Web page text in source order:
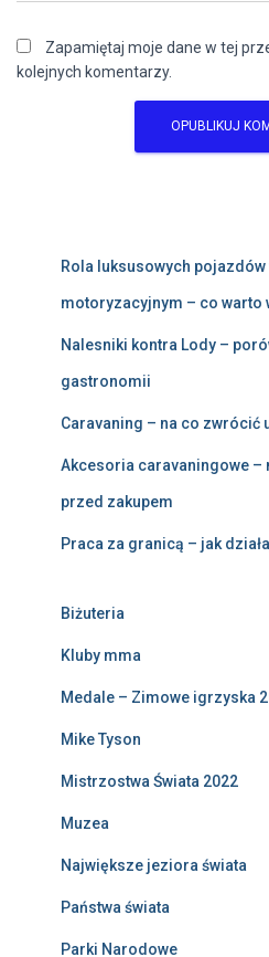
Zapamiętaj moje dane w tej
kolejnych komentarzy.
Rola luksusowych
motoryzacyjnym – co warto
Nalesniki kontra Lody –
gastronomii
Caravaning – na co zwrócić
Akcesoria caravaningowe –
przed zakupem
Praca za granicą – jak
Biżuteria
Kluby mma
Medale – Zimowe igrzyska
Mike Tyson
Mistrzostwa Świata 2022
Muzea
Największe jeziora świata
Państwa świata
Parki Narodowe